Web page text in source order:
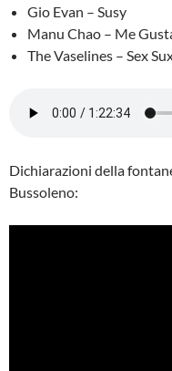
Gio Evan – Susy
Manu Chao – Me
The Vaselines – Sex
Dichiarazioni della
Bussoleno: